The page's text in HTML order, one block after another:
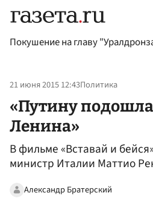
Покушение на главу
21 июня 2015 12:43Политика
«Путину
Ленина»
В фильме «Вставай и
министр Италии Маттио
Александр Братерский